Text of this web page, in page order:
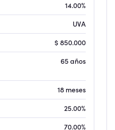
14.00%
UVA
$ 850.000
65 años
18 meses
25.00%
70.00%